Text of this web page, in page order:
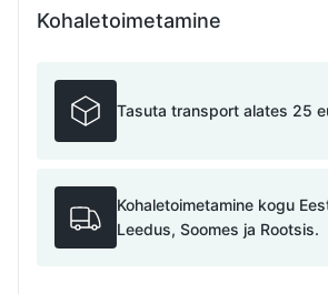
Kohaletoimetamine
Tasuta transport alates 25
Kohaletoimetamine kogu
Leedus, Soomes ja Rootsis.